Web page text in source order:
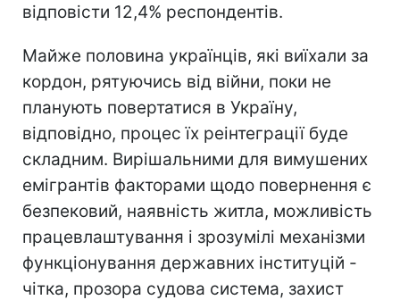
відповісти 12,4% респондентів.
Майже половина українців, які виїхали за
кордон, рятуючись від війни, поки не
планують повертатися в Україну,
відповідно, процес їх реінтеграції буде
складним. Вирішальними для вимушених
емігрантів факторами щодо повернення є
безпековий, наявність житла, можливість
працевлаштування і зрозумілі механізми
функціонування державних інституцій -
чітка, прозора судова система, захист